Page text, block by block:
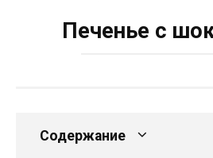
Печенье с
Содержание